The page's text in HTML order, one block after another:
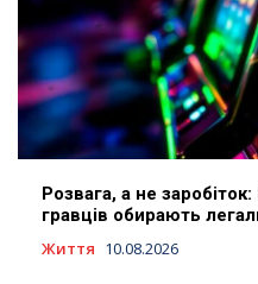
Розвага, а не заробіток:
гравців обирають
Життя 10.08.2026